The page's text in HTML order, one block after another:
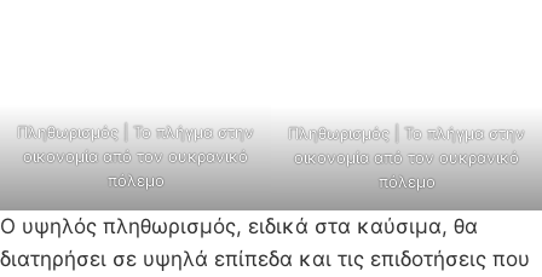
Πληθωρισμός | Το πλήγμα στην
οικονομία από τον ουκρανικό
πόλεμο
Πληθωρισμός | Το πλήγμα στην
οικονομία από τον ουκρανικό
πόλεμο
Ο υψηλός πληθωρισμός, ειδικά στα καύσιμα, θα
διατηρήσει σε υψηλά επίπεδα και τις επιδοτήσεις που